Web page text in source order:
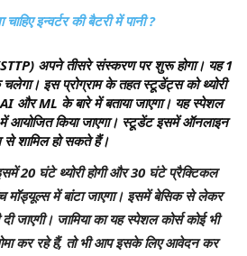
इन्वर्टर की बैटरी में पानी ?
(STTP) अपने तीसरे संस्करण पर शुरू होगा। यह 1
इस प्रोग्राम के तहत स्टूडेंट्स को थ्योरी
और ML के बारे में बताया जाएगा। यह स्पेशल
में आयोजित किया जाएगा। स्टूडेंट इसमें ऑनलाइन
से शामिल हो सकते हैं।
20 घंटे थ्योरी होगी और 30 घंटे प्रैक्टिकल
मॉड्यूल्स में बांटा जाएगा। इसमें बेसिक से लेकर
जाएगी। जामिया का यह स्पेशल कोर्स कोई भी
कर रहे हैं, तो भी आप इसके लिए आवेदन कर